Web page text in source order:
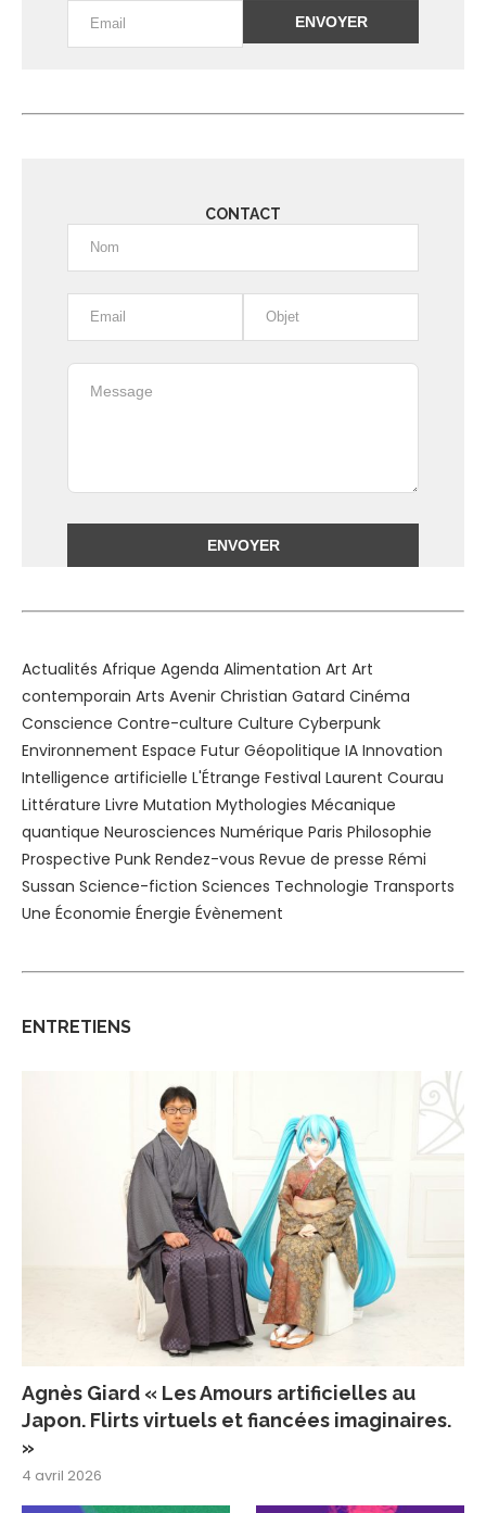
CONTACT
Actualités Afrique Agenda Alimentation Art Art
contemporain Arts Avenir Christian Gatard Cinéma
Conscience Contre-culture Culture Cyberpunk
Environnement Espace Futur Géopolitique IA Innovation
Intelligence artificielle L'Étrange Festival Laurent Courau
Littérature Livre Mutation Mythologies Mécanique
quantique Neurosciences Numérique Paris Philosophie
Prospective Punk Rendez-vous Revue de presse Rémi
Sussan Science-fiction Sciences Technologie Transports
Une Économie Énergie Évènement
ENTRETIENS
Agnès Giard « Les Amours artificielles au
Japon. Flirts virtuels et fiancées imaginaires.
»
4 avril 2026